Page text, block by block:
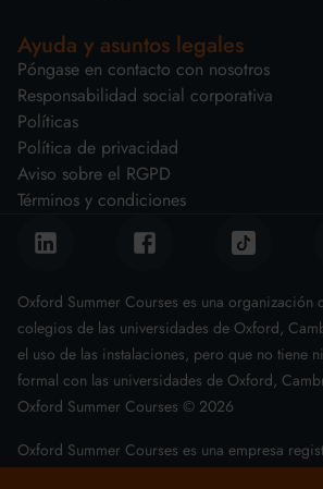
Ayuda y asuntos legales
Póngase en contacto con nosotros
Responsabilidad social corporativa
Políticas
Política de privacidad
Aviso sobre el RGPD
Términos y condiciones
Oxford Summer Courses es una organización
colegios de las universidades de Oxford,
el uso de las instalaciones, pero que no tiene
formal con las universidades de Oxford,
Oxford Summer Courses © 2026
Oxford Summer Courses es una empresa